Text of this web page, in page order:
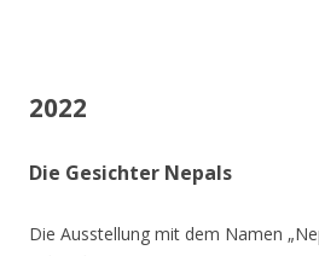
2022
Die Gesichter Nepals
Die Ausstellung mit dem Namen